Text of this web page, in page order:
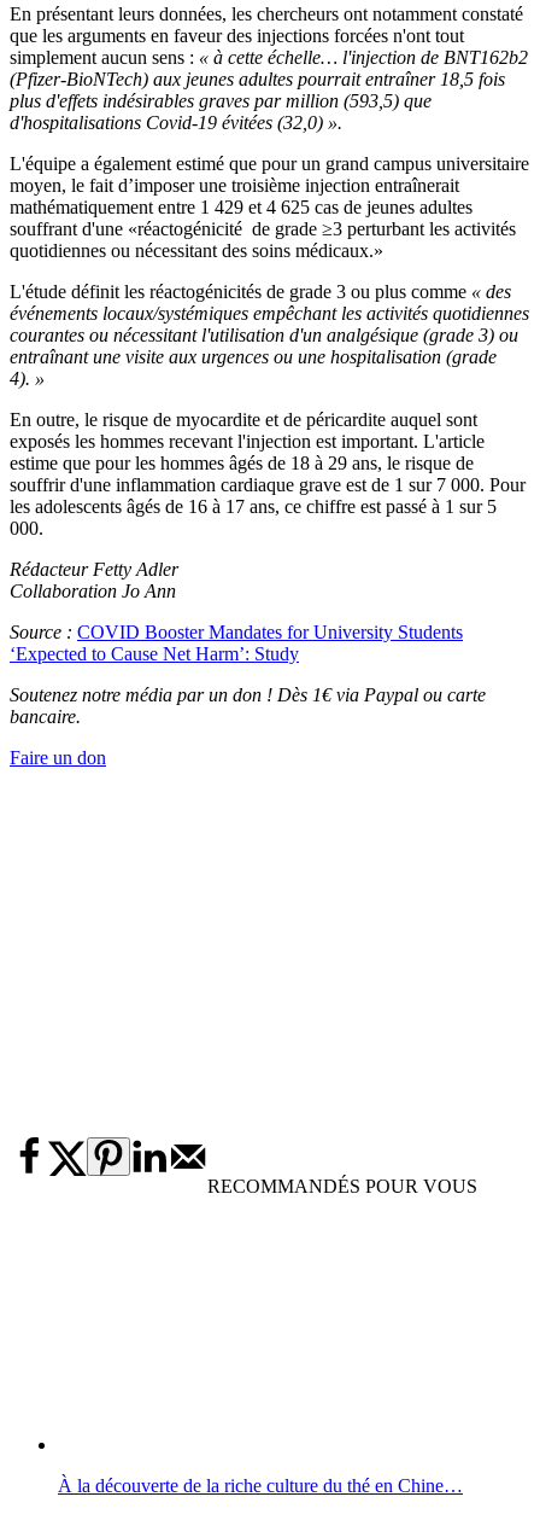
En présentant leurs données, les chercheurs ont notamment constaté
que les arguments en faveur des injections forcées n'ont tout
simplement aucun sens : « à cette échelle… l'injection de BNT162b2
(Pfizer-BioNTech) aux jeunes adultes pourrait entraîner 18,5 fois
plus d'effets indésirables graves par million (593,5) que
d'hospitalisations Covid-19 évitées (32,0) ».
L'équipe a également estimé que pour un grand campus universitaire
moyen, le fait d’imposer une troisième injection entraînerait
mathématiquement entre 1 429 et 4 625 cas de jeunes adultes
souffrant d'une «réactogénicité de grade ≥3 perturbant les activités
quotidiennes ou nécessitant des soins médicaux.»
L'étude définit les réactogénicités de grade 3 ou plus comme « des
événements locaux/systémiques empêchant les activités quotidiennes
courantes ou nécessitant l'utilisation d'un analgésique (grade 3) ou
entraînant une visite aux urgences ou une hospitalisation (grade
4). »
En outre, le risque de myocardite et de péricardite auquel sont
exposés les hommes recevant l'injection est important. L'article
estime que pour les hommes âgés de 18 à 29 ans, le risque de
souffrir d'une inflammation cardiaque grave est de 1 sur 7 000. Pour
les adolescents âgés de 16 à 17 ans, ce chiffre est passé à 1 sur 5
000.
Rédacteur Fetty Adler
Collaboration Jo Ann
Source : COVID Booster Mandates for University Students
‘Expected to Cause Net Harm’: Study
Soutenez notre média par un don ! Dès 1€ via Paypal ou carte
bancaire.
Faire un don
RECOMMANDÉS POUR VOUS
À la découverte de la riche culture du thé en Chine…